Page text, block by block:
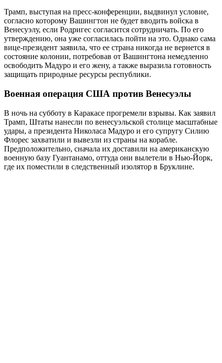
Трамп, выступая на пресс-конференции, выдвинул условие,
согласно которому Вашингтон не будет вводить войска в
Венесуэлу, если Родригес согласится сотрудничать. По его
утверждению, она уже согласилась пойти на это. Однако сама
вице-президент заявила, что ее страна никогда не вернется в
состояние колонии, потребовав от Вашингтона немедленно
освободить Мадуро и его жену, а также выразила готовность
защищать природные ресурсы республики.
Военная операция США против Венесуэлы
В ночь на субботу в Каракасе прогремели взрывы. Как заявил
Трамп, Штаты нанесли по венесуэльской столице масштабные
удары, а президента Николаса Мадуро и его супругу Силию
Флорес захватили и вывезли из страны на корабле.
Предположительно, сначала их доставили на американскую
военную базу Гуантанамо, оттуда они вылетели в Нью-Йорк,
где их поместили в следственный изолятор в Бруклине.